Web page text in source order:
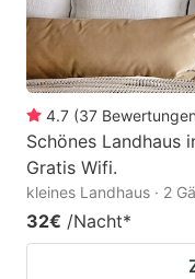
4.7 (37 Bewertungen
Schönes Landhaus
Gratis Wifi.
kleines Landhaus · 2
32€ /Nacht*